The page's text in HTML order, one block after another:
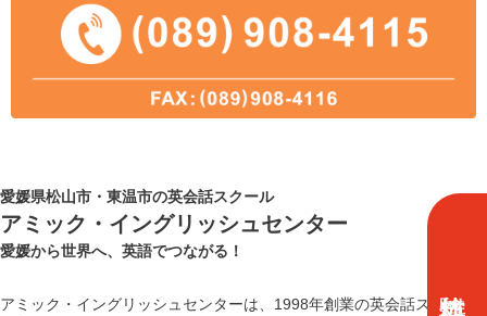
愛媛県松山市・東温市の英会話スクール
アミック・イングリッシュセンター
愛媛から世界へ、英語でつながる！
アミック・イングリッシュセンターは、1998年創業の英会話スクール